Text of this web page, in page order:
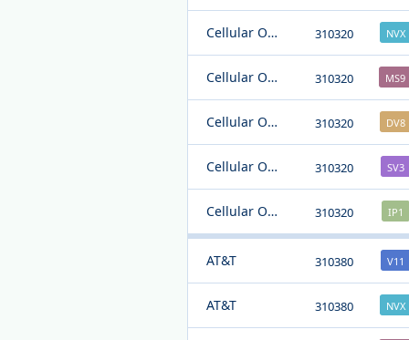
Cellular One 310320 NVX
Cellular One 310320 MS9
Cellular One 310320 DV8
Cellular One 310320 SV3
Cellular One 310320 IP1
AT&T 310380 V11
AT&T 310380 NVX